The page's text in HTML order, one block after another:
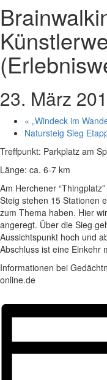
23. März
« „Windeck im
Natursteig Sieg
Treffpunkt: Parkplatz am
Länge: ca. 6-7 km
Am Herchener
Steig stehen 15 Stationen
zum Thema haben. Hier
angeregt. Über die Sieg
Aussichtspunkt hoch und
Abschluss ist eine Einkehr
Informationen bei
online.de